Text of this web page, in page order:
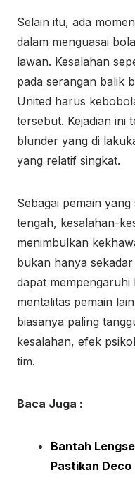
Selain itu, ada
dalam menguasai
lawan. Kesalahan
pada serangan balik
United harus
tersebut. Kejadian ini
blunder yang di
yang relatif singkat.
Sebagai pemain
tengah, kesalahan-
menimbulkan
bukan hanya
dapat
mentalitas pemain
biasanya paling
kesalahan, efek
tim.
Baca Juga :
Bantah
Pastikan